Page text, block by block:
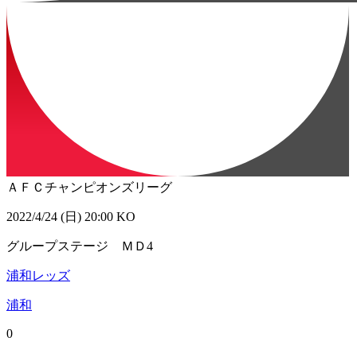
ＡＦＣチャンピオンズリーグ
2022/4/24 (日) 20:00 KO
グループステージ ＭＤ4
浦和レッズ
浦和
0